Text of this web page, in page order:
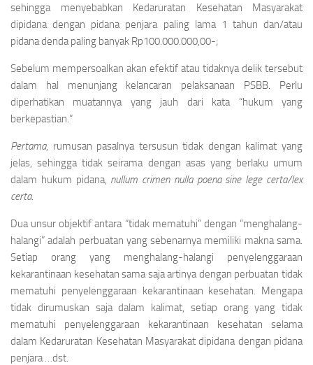
sehingga menyebabkan Kedaruratan Kesehatan Masyarakat
dipidana dengan pidana penjara paling lama 1 tahun dan/atau
pidana denda paling banyak Rp100.000.000,00-;
Sebelum mempersoalkan akan efektif atau tidaknya delik tersebut
dalam hal menunjang kelancaran pelaksanaan PSBB. Perlu
diperhatikan muatannya yang jauh dari kata “hukum yang
berkepastian.”
Pertama, rumusan pasalnya tersusun tidak dengan kalimat yang
jelas, sehingga tidak seirama dengan asas yang berlaku umum
dalam hukum pidana, nullum crimen nulla poena sine lege certa/lex
certa.
Dua unsur objektif antara “tidak mematuhi” dengan “menghalang-
halangi” adalah perbuatan yang sebenarnya memiliki makna sama.
Setiap orang yang menghalang-halangi penyelenggaraan
kekarantinaan kesehatan sama saja artinya dengan perbuatan tidak
mematuhi penyelenggaraan kekarantinaan kesehatan. Mengapa
tidak dirumuskan saja dalam kalimat, setiap orang yang tidak
mematuhi penyelenggaraan kekarantinaan kesehatan selama
dalam Kedaruratan Kesehatan Masyarakat dipidana dengan pidana
penjara …dst.